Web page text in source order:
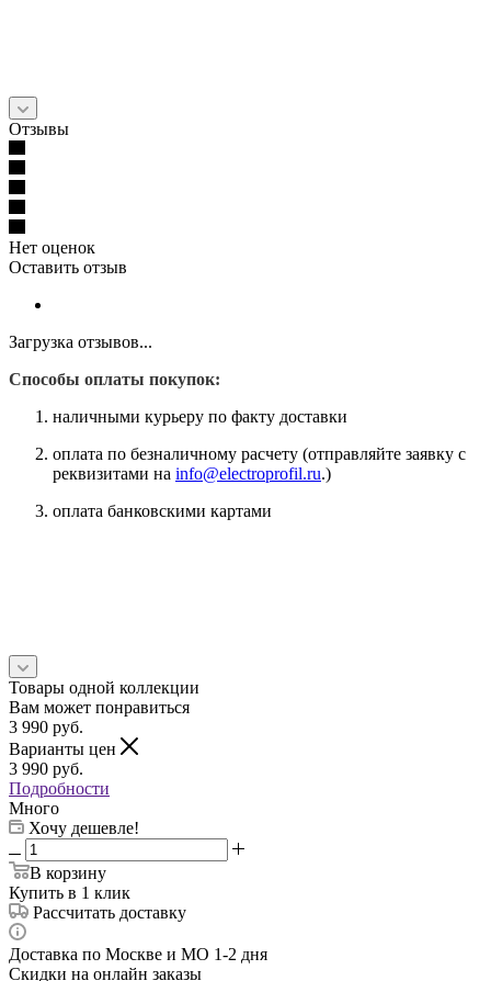
Отзывы
Нет оценок
Оставить отзыв
Загрузка отзывов...
Способы оплаты покупок:
наличными курьеру по факту доставки
оплата по безналичному расчету (отправляйте заявку с
реквизитами на info@electroprofil.ru.)
оплата банковскими картами
Товары одной коллекции
Вам может понравиться
3 990 руб.
Варианты цен
3 990 руб.
Подробности
Много
Хочу дешевле!
В корзину
Купить в 1 клик
Рассчитать доставку
Доставка по Москве и МО 1-2 дня
Скидки на онлайн заказы